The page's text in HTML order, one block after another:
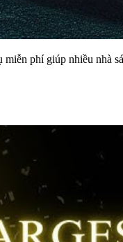
phí giúp nhiều nhà